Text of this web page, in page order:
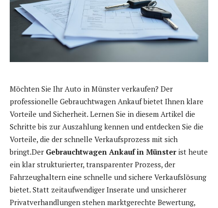
Möchten Sie Ihr Auto in Münster verkaufen? Der
professionelle Gebrauchtwagen Ankauf bietet Ihnen klare
Vorteile und Sicherheit. Lernen Sie in diesem Artikel die
Schritte bis zur Auszahlung kennen und entdecken Sie die
Vorteile, die der schnelle Verkaufsprozess mit sich
bringt.Der Gebrauchtwagen Ankauf in Münsterist heute
ein klar strukturierter, transparenter Prozess, der
Fahrzeughaltern eine schnelle und sichere Verkaufslösung
bietet. Statt zeitaufwendiger Inserate und unsicherer
Privatverhandlungen stehen marktgerechte Bewertung,